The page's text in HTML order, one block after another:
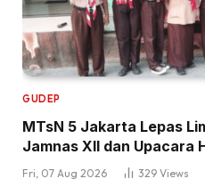
GUDEP
MTsN 5 Jakarta Lepas
Jamnas XII dan Upacara
Fri, 07 Aug 2026 329 Views